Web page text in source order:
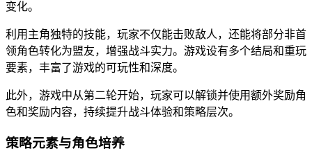
变化。
利用主角独特的技能，玩家不仅能击败敌人，还能将部分非首
领角色转化为盟友，增强战斗实力。游戏设有多个结局和重玩
要素，丰富了游戏的可玩性和深度。
此外，游戏中从第二轮开始，玩家可以解锁并使用额外奖励角
色和奖励内容，持续提升战斗体验和策略层次。
策略元素与角色培养